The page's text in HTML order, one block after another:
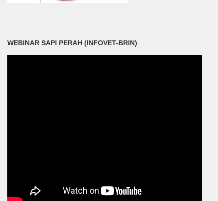
WEBINAR SAPI PERAH (INFOVET-BRIN)